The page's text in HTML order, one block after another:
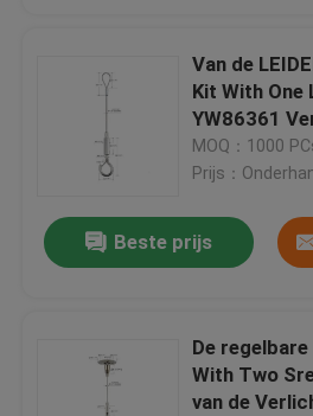
Producten
Videos
Ongeveer ons
Kwaliteitscontrole
Van de
Kit With One
YW86361
MOQ：1000
Prijs：
Beste prijs
De
With Two
van de